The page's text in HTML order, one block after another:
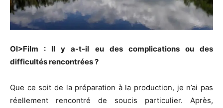
OI>Film : Il y a-t-il eu des complications ou des
difficultés rencontrées ?
Que ce soit de la préparation à la production, je n’ai pas
réellement rencontré de soucis particulier. Après,